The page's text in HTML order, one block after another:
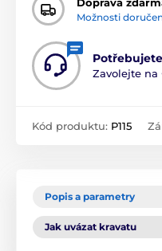
Možnosti
Zavolejte na
Kód produktu: P115
Popis a parametry
Jak uvázat kravatu